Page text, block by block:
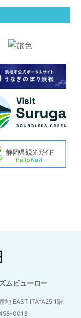
ムビューロー
地 EAST ITAYA25 1階
0013